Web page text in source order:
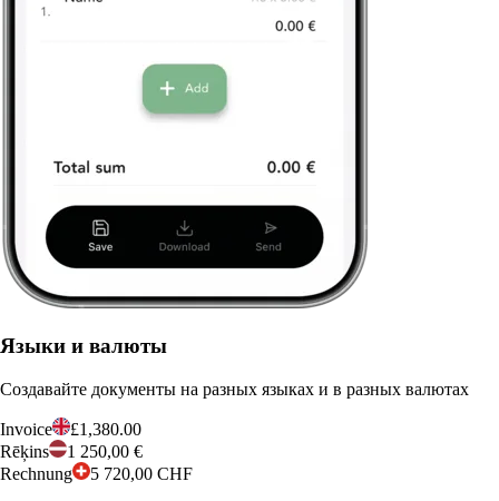
Языки и валюты
Создавайте документы на разных языках и в разных валютах
Invoice
£1,380.00
Rēķins
1 250,00 €
Rechnung
5 720,00 CHF